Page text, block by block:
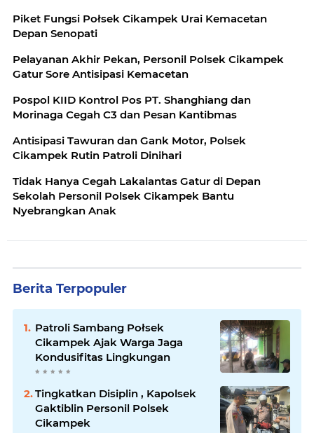
Piket Fungsi Połsek Cikampek Urai Kemacetan
Depan Senopati
Pelayanan Akhir Pekan, Personil Polsek Cikampek
Gatur Sore Antisipasi Kemacetan
Pospol KIID Kontrol Pos PT. Shanghiang dan
Morinaga Cegah C3 dan Pesan Kantibmas
Antisipasi Tawuran dan Gank Motor, Polsek
Cikampek Rutin Patroli Dinihari
Tidak Hanya Cegah Lakalantas Gatur di Depan
Sekolah Personil Polsek Cikampek Bantu
Nyebrangkan Anak
Berita Terpopuler
Patroli Sambang Połsek
Cikampek Ajak Warga Jaga
Kondusifitas Lingkungan
Tingkatkan Disiplin , Kapolsek
Gaktiblin Personil Polsek
Cikampek